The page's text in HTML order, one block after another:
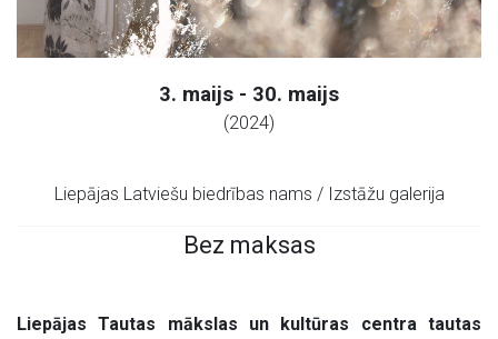
3. maijs - 30. maijs
(2024)
Liepājas Latviešu biedrības nams / Izstāžu galerija
Bez maksas
Liepājas Tautas mākslas un kultūras centra tautas